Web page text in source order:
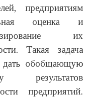
предприятиям
оценка и
их
Такая задача
дать обобщающую
результатов
предприятий.